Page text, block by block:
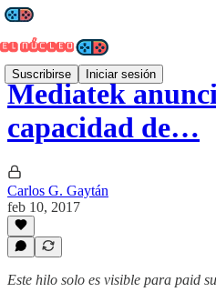
Suscribirse Iniciar sesión
Mediatek
capacidad de…
Carlos G. Gaytán
feb 10, 2017
Este hilo solo es visible para paid